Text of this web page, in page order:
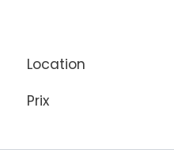
Location
Prix